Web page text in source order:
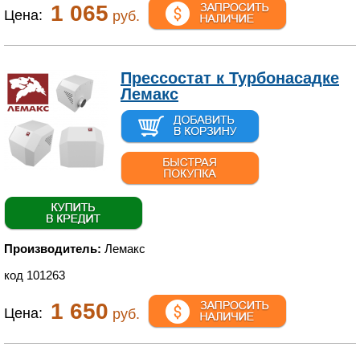
Цена: 1 065 руб.
Прессостат к Турбонасадке
Лемакс
Производитель: Лемакс
код 101263
Цена: 1 650 руб.